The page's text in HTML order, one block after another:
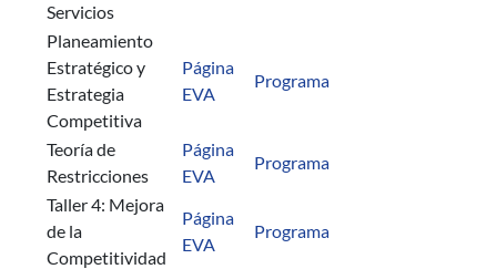
Servicios
Planeamiento
Estratégico y
Estrategia
Competitiva
Página
EVA
Programa
Teoría de
Restricciones
Página
EVA
Programa
Taller 4: Mejora
de la
Competitividad
Página
EVA
Programa